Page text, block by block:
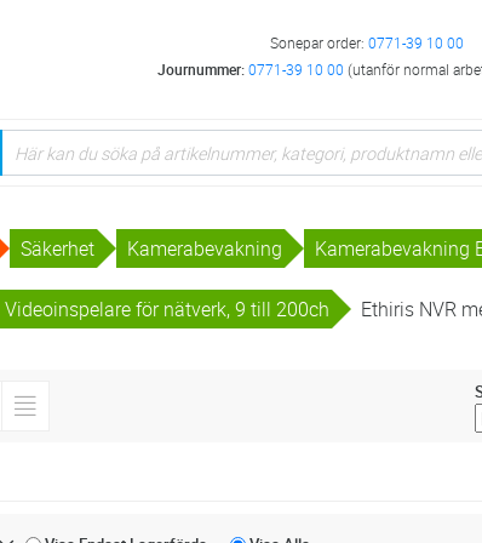
Sonepar order: 0771-39 10 00
Journummer:0771-39 10 00 (utanför normal
Säkerhet Kamerabevakning Kamerabevakning
Videoinspelare för nätverk, 9 till 200ch Ethiris NVR